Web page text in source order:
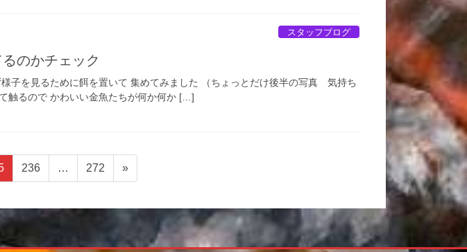
スタッフブログ
のかチェック
子を見るために餌を置いて 集めてみました （ちょっとだけ後半の写真 気持ち
触るので かわいい金魚たちが何か何か […]
ペ
ー
236 …
ペ
ー
272 »